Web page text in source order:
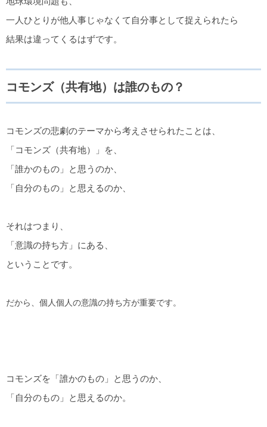
一人ひとりが他人事じゃなくて自分事として捉えられたら
結果は違ってくるはずです。
コモンズ（共有地）は誰のもの？
コモンズの悲劇のテーマから考えさせられたことは、
「コモンズ（共有地）」を、
「誰かのもの」と思うのか、
「自分のもの」と思えるのか、
それはつまり、
「意識の持ち方」にある、
ということです。
だから、個人個人の意識の持ち方が重要です。
コモンズを「誰かのもの」と思うのか、
「自分のもの」と思えるのか。